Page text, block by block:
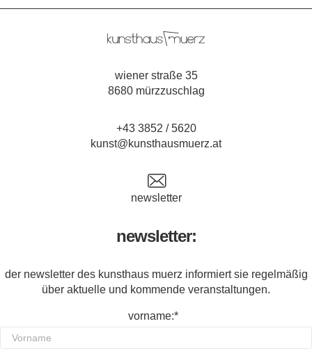
wiener straße 35
8680 mürzzuschlag
+43 3852 / 5620
kunst@kunsthausmuerz.at
newsletter
newsletter:
der newsletter des kunsthaus muerz informiert sie regelmäßig
über aktuelle und kommende veranstaltungen.
vorname:*